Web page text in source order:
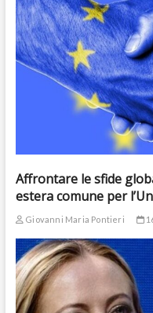
Affrontare le sfide
estera comune per
Giovanni Maria Pontieri